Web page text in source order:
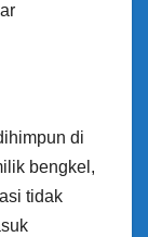
di
bengkel,
tidak